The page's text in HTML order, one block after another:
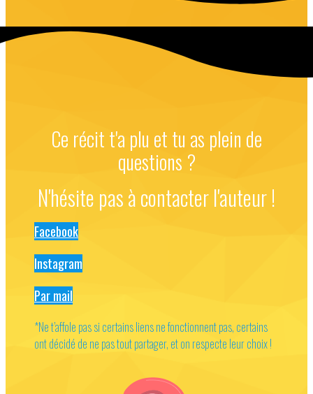
Ce récit t'a plu et tu as plein de
questions ?
N'hésite pas à contacter l'auteur !
Facebook
Instagram
Par mail
*Ne t’affole pas si certains liens ne fonctionnent pas, certains
ont décidé de ne pas tout partager, et on respecte leur choix !